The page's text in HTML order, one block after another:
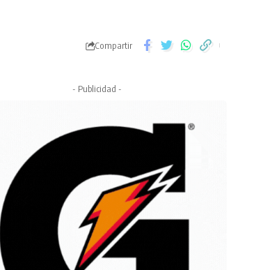
Compartir
- Publicidad -